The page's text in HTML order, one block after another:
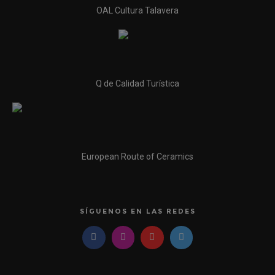
OAL Cultura Talavera
Q de Calidad Turística
European Route of Ceramics
SÍGUENOS EN LAS REDES